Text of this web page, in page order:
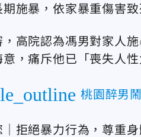
施暴，依家暴重傷害
，高院認為馮男對家人
，痛斥他已「喪失人
桃園醉男
｜拒絕暴力行為，尊重身